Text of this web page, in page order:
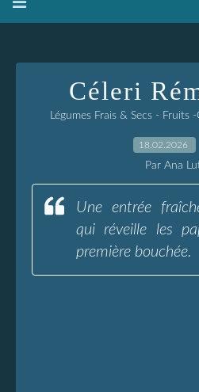
Céleri
Légumes Frais & Secs - Fruits
18.02.2026
Par Ana
Une entrée
qui réveille les
première bouchée.